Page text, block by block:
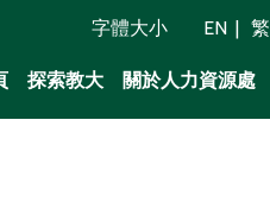
字體大小 EN 繁
探索教大 關於人力資源處